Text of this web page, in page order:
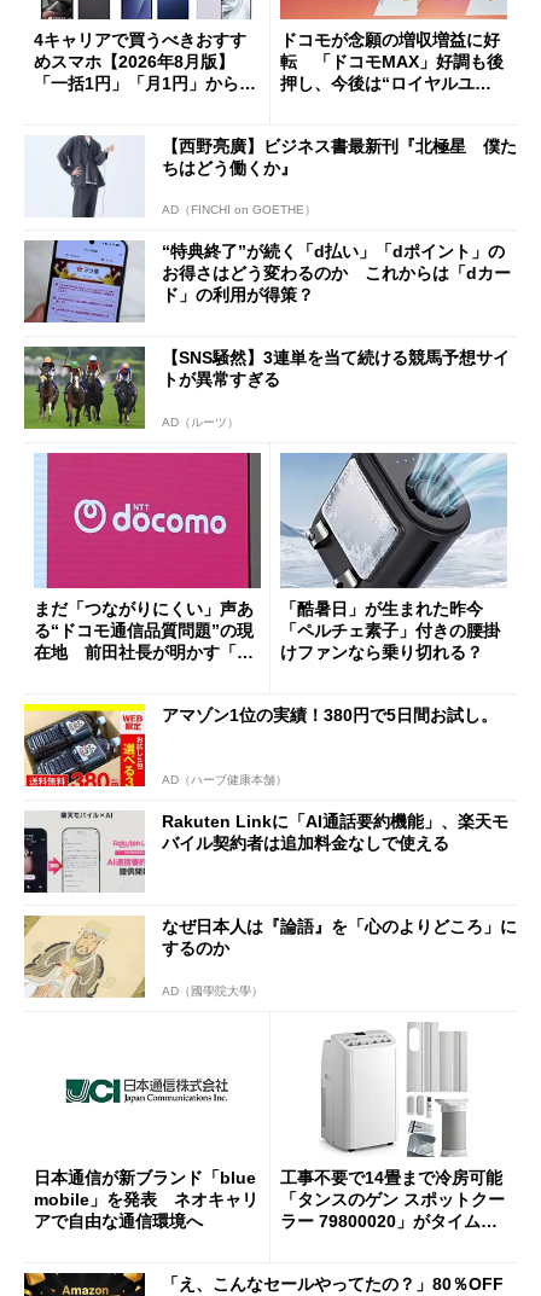
4キャリアで買うべきおすす
めスマホ【2026年8月版】
「一括1円」「月1円」からお
ドコモが念願の増収増益に好
転 「ドコモMAX」好調も後
押し、今後は“ロイヤルユー
【西野亮廣】ビジネス書最新刊『北極星 僕た
ちはどう働くか』
AD（FINCHI on GOETHE）
“特典終了”が続く「d払い」「dポイント」の
お得さはどう変わるのか これからは「dカー
ド」の利用が得策？
【SNS騒然】3連単を当て続ける競馬予想サイ
トが異常すぎる
AD（ルーツ）
まだ「つながりにくい」声あ
る“ドコモ通信品質問題”の現
在地 前田社長が明かす「道
「酷暑日」が生まれた昨今
「ペルチェ素子」付きの腰掛
けファンなら乗り切れる？
アマゾン1位の実績！380円で5日間お試し。
AD（ハーブ健康本舗）
Rakuten Linkに「AI通話要約機能」、楽天モ
バイル契約者は追加料金なしで使える
なぜ日本人は『論語』を「心のよりどころ」に
するのか
AD（國學院大學）
日本通信が新ブランド「blue
mobile」を発表 ネオキャリ
アで自由な通信環境へ
工事不要で14畳まで冷房可能
「タンスのゲン スポットクー
ラー 79800020」がタイムセ
「え、こんなセールやってたの？」80％OFF